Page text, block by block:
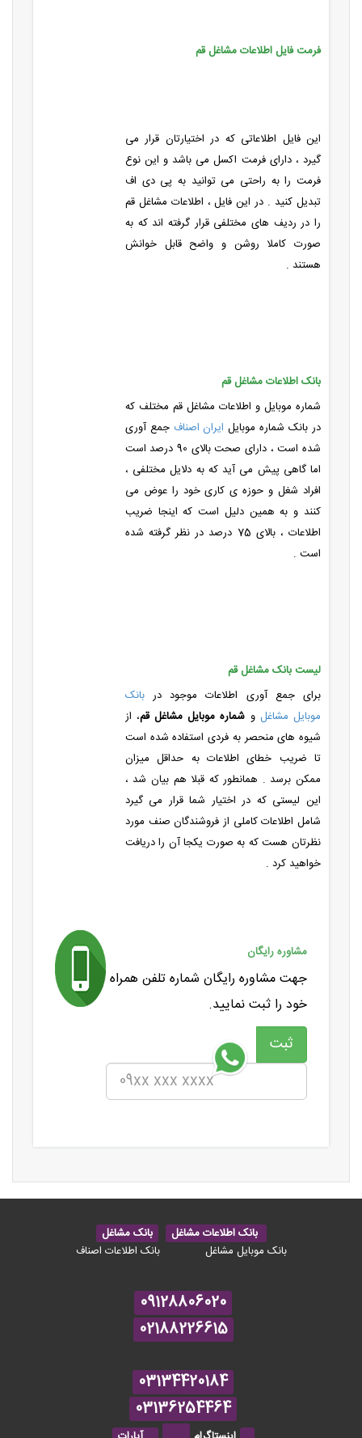
فرمت فایل اطلاعات مشاغل قم
این فایل اطلاعاتی که در اختیارتان قرار می
گیرد ، دارای فرمت اکسل می باشد و این نوع
فرمت را به راحتی می توانید به پی دی اف
تبدیل کنید . در این فایل ، اطلاعات مشاغل قم
را در ردیف های مختلفی قرار گرفته اند که به
صورت کاملا روشن و واضح قابل خوانش
هستند .
بانک اطلاعات مشاغل قم
شماره موبایل و اطلاعات مشاغل قم مختلف که
در بانک شماره موبایل ایران اصناف جمع آوری
شده است ، دارای صحت بالای 90 درصد است
اما گاهی پیش می آید که به دلایل مختلفی ،
افراد شغل و حوزه ی کاری خود را عوض می
کنند و به همین دلیل است که اینجا ضریب
اطلاعات ، بالای 75 درصد در نظر گرفته شده
است .
لیست بانک مشاغل قم
برای جمع آوری اطلاعات موجود دربانک
موبایل مشاغل و شماره موبایل مشاغل قم، از
شیوه های منحصر به فردی استفاده شده است
تا ضریب خطای اطلاعات به حداقل میزان
ممکن برسد . همانطور که قبلا هم بیان شد ،
این لیستی که در اختیار شما قرار می گیرد
شامل اطلاعات کاملی از فروشندگان صنف مورد
نظرتان هست که به صورت یکجا آن را دریافت
خواهید کرد .
مشاوره رایگان
جهت مشاوره رایگان شماره تلفن همراه
خود را ثبت نمایید.
بانک اطلاعات مشاغل
بانک مشاغل
بانک موبایل مشاغل
بانک اطلاعات اصناف
09128806020
02188226615
03134420184
03136254464